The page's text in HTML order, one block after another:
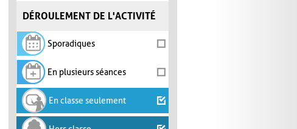
DÉROULEMENT DE L'ACTIVITÉ
Sporadiques
En plusieurs séances
En classe seulement